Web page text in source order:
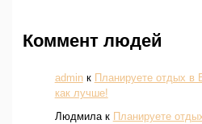
Коммент людей
adminк Планируете отдых
как лучше!
Людмилак Планируете